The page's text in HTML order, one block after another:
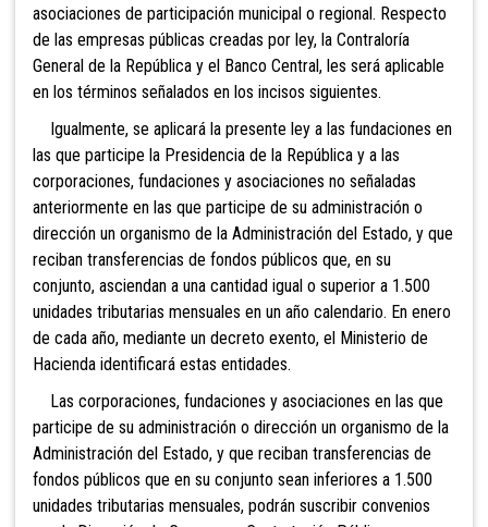
asociaciones de participación municipal o regional. Respecto
de las empresas públicas creadas por ley, la Contraloría
General de la República y el Banco Central, les será aplicable
en los términos señalados en los incisos siguientes.
Igualmente, se aplicará la presente ley a las fundaciones en
las que participe la Presidencia de la República y a las
corporaciones, fundaciones y asociaciones no señaladas
anteriormente en las que participe de su administración o
dirección un organismo de la Administración del Estado, y que
reciban transferencias de fondos públicos que, en su
conjunto, asciendan a una cantidad igual o superior a 1.500
unidades tributarias mensuales en un año calendario. En enero
de cada año, mediante un decreto exento, el Ministerio de
Hacienda identificará estas entidades.
Las corporaciones, fundaciones y asociaciones en las que
participe de su administración o dirección un organismo de la
Administración del Estado, y que reciban transferencias de
fondos públicos que en su conjunto sean inferiores a 1.500
unidades tributarias mensuales, podrán suscribir convenios